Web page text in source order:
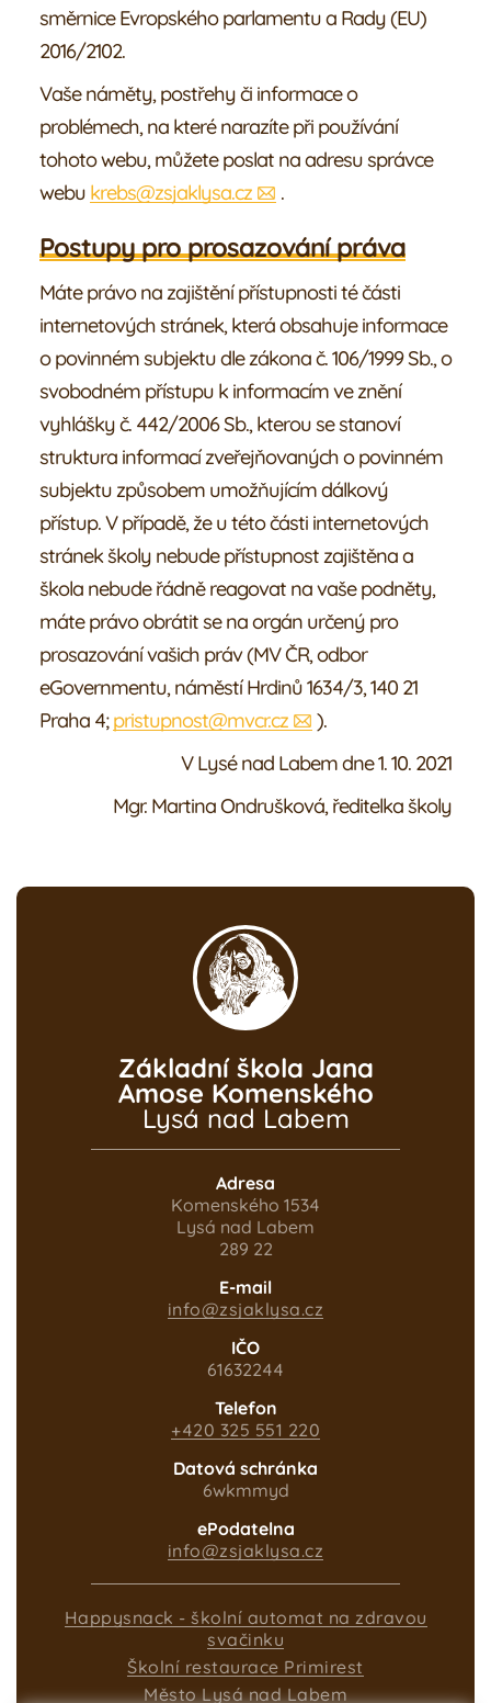
směrnice Evropského parlamentu a Rady (EU)
2016/2102.
Vaše náměty, postřehy či informace o
problémech, na které narazíte při používání
tohoto webu, můžete poslat na adresu správce
webu krebs@zsjaklysa.cz .
Postupy pro prosazování práva
Máte právo na zajištění přístupnosti té části
internetových stránek, která obsahuje informace
o povinném subjektu dle zákona č. 106/1999 Sb., o
svobodném přístupu k informacím ve znění
vyhlášky č. 442/2006 Sb., kterou se stanoví
struktura informací zveřejňovaných o povinném
subjektu způsobem umožňujícím dálkový
přístup. V případě, že u této části internetových
stránek školy nebude přístupnost zajištěna a
škola nebude řádně reagovat na vaše podněty,
máte právo obrátit se na orgán určený pro
prosazování vašich práv (MV ČR, odbor
eGovernmentu, náměstí Hrdinů 1634/3, 140 21
Praha 4;pristupnost@mvcr.cz
).
V Lysé nad Labem dne 1. 10. 2021
Mgr. Martina Ondrušková, ředitelka školy
Základní škola Jana
Amose Komenského
Lysá nad Labem
Adresa
Komenského 1534
Lysá nad Labem
289 22
E-mail
info@zsjaklysa.cz
IČO
61632244
Telefon
+420 325 551 220
Datová schránka
6wkmmyd
ePodatelna
info@zsjaklysa.cz
Happysnack - školní automat na zdravou
svačinku
Školní restaurace Primirest
Město Lysá nad Labem